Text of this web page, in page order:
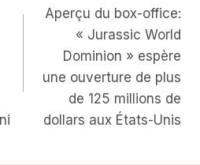
Aperçu du box-office:
« Jurassic World
Dominion » espère
une ouverture de plus
de 125 millions de
dollars aux États-Unis